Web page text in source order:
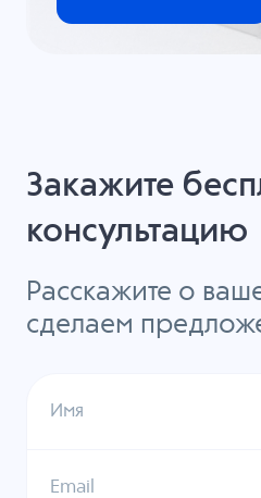
Закажите
консультацию
Расскажите о
сделаем
Имя
Email